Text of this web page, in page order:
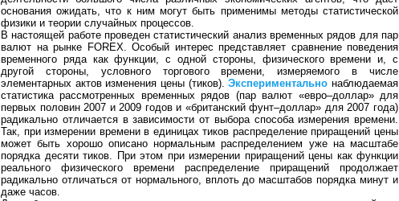
основания ожидать, что к ним могут быть применимы методы статистической
физики и теории случайных процессов.
В настоящей работе проведен статистический анализ временных рядов для пар
валют на рынке FOREX. Особый интерес представляет сравнение поведения
временного ряда как функции, с одной стороны, физического времени и, с
другой стороны, условного торгового времени, измеряемого в числе
элементарных актов изменения цены (тиков).Экспериментально наблюдаемая
статистика рассмотренных временных рядов (пар валют «евро–доллар» для
первых половин 2007 и 2009 годов и «британский фунт–доллар» для 2007 года)
радикально отличается в зависимости от выбора способа измерения времени.
Так, при измерении времени в единицах тиков распределение приращений цены
может быть хорошо описано нормальным распределением уже на масштабе
порядка десяти тиков. При этом при измерении приращений цены как функции
реального физического времени распределение приращений продолжает
радикально отличаться от нормального, вплоть до масштабов порядка минут и
даже часов.